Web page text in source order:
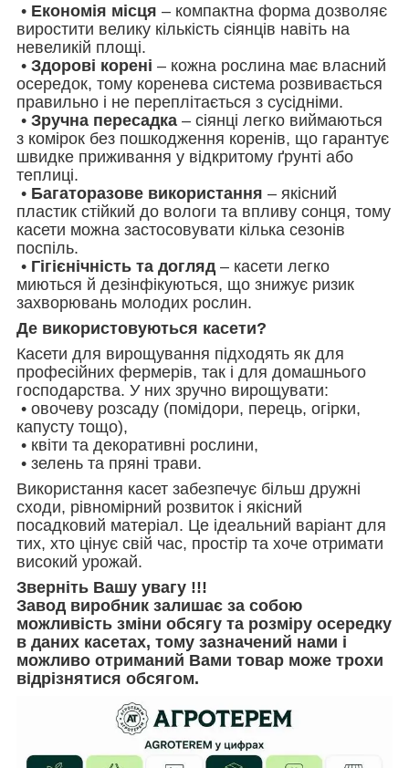
• Економія місця – компактна форма дозволяє
виростити велику кількість сіянців навіть на
невеликій площі.
• Здорові корені – кожна рослина має власний
осередок, тому коренева система розвивається
правильно і не переплітається з сусідніми.
• Зручна пересадка – сіянці легко виймаються
з комірок без пошкодження коренів, що гарантує
швидке приживання у відкритому ґрунті або
теплиці.
• Багаторазове використання – якісний
пластик стійкий до вологи та впливу сонця, тому
касети можна застосовувати кілька сезонів
поспіль.
• Гігієнічність та догляд – касети легко
миються й дезінфікуються, що знижує ризик
захворювань молодих рослин.
Де використовуються касети?
Касети для вирощування підходять як для
професійних фермерів, так і для домашнього
господарства. У них зручно вирощувати:
• овочеву розсаду (помідори, перець, огірки,
капусту тощо),
• квіти та декоративні рослини,
• зелень та пряні трави.
Використання касет забезпечує більш дружні
сходи, рівномірний розвиток і якісний
посадковий матеріал. Це ідеальний варіант для
тих, хто цінує свій час, простір та хоче отримати
високий урожай.
Зверніть Вашу увагу !!!
Завод виробник залишає за собою
можливість зміни обсягу та розміру осередку
в даних касетах, тому зазначений нами і
можливо отриманий Вами товар може трохи
відрізнятися обсягом.